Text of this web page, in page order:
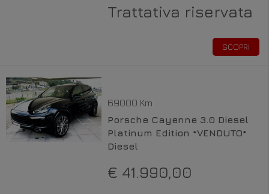
Trattativa riservata
SCOPRI
69000 Km
Porsche Cayenne 3.0 Diesel
Platinum Edition *VENDUTO*
Diesel
€ 41.990,00